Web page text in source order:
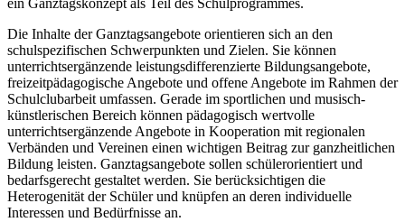
ein Ganztagskonzept als Teil des Schulprogrammes.
Die Inhalte der Ganztagsangebote orientieren sich an den
schulspezifischen Schwerpunkten und Zielen. Sie können
unterrichtsergänzende leistungsdifferenzierte Bildungsangebote,
freizeitpädagogische Angebote und offene Angebote im Rahmen der
Schulclubarbeit umfassen. Gerade im sportlichen und musisch-
künstlerischen Bereich können pädagogisch wertvolle
unterrichtsergänzende Angebote in Kooperation mit regionalen
Verbänden und Vereinen einen wichtigen Beitrag zur ganzheitlichen
Bildung leisten. Ganztagsangebote sollen schülerorientiert und
bedarfsgerecht gestaltet werden. Sie berücksichtigen die
Heterogenität der Schüler und knüpfen an deren individuelle
Interessen und Bedürfnisse an.